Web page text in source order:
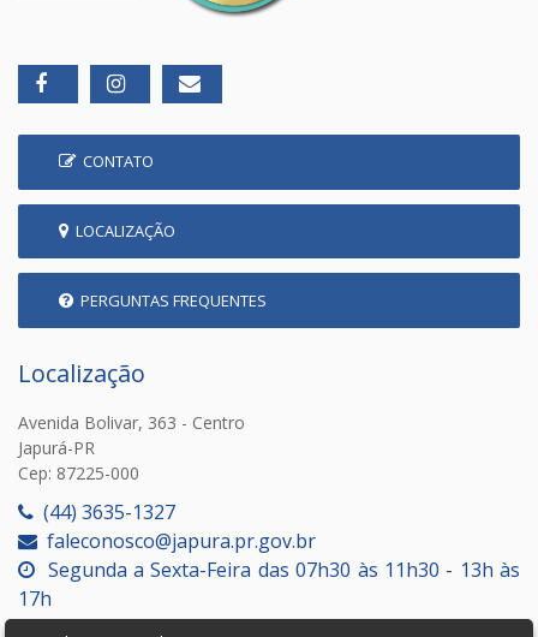
CONTATO
LOCALIZAÇÃO
PERGUNTAS FREQUENTES
Localização
Avenida Bolivar, 363 - Centro
Japurá-PR
Cep: 87225-000
(44) 3635-1327
faleconosco@japura.pr.gov.br
Segunda a Sexta-Feira das 07h30 às 11h30 - 13h às
17h